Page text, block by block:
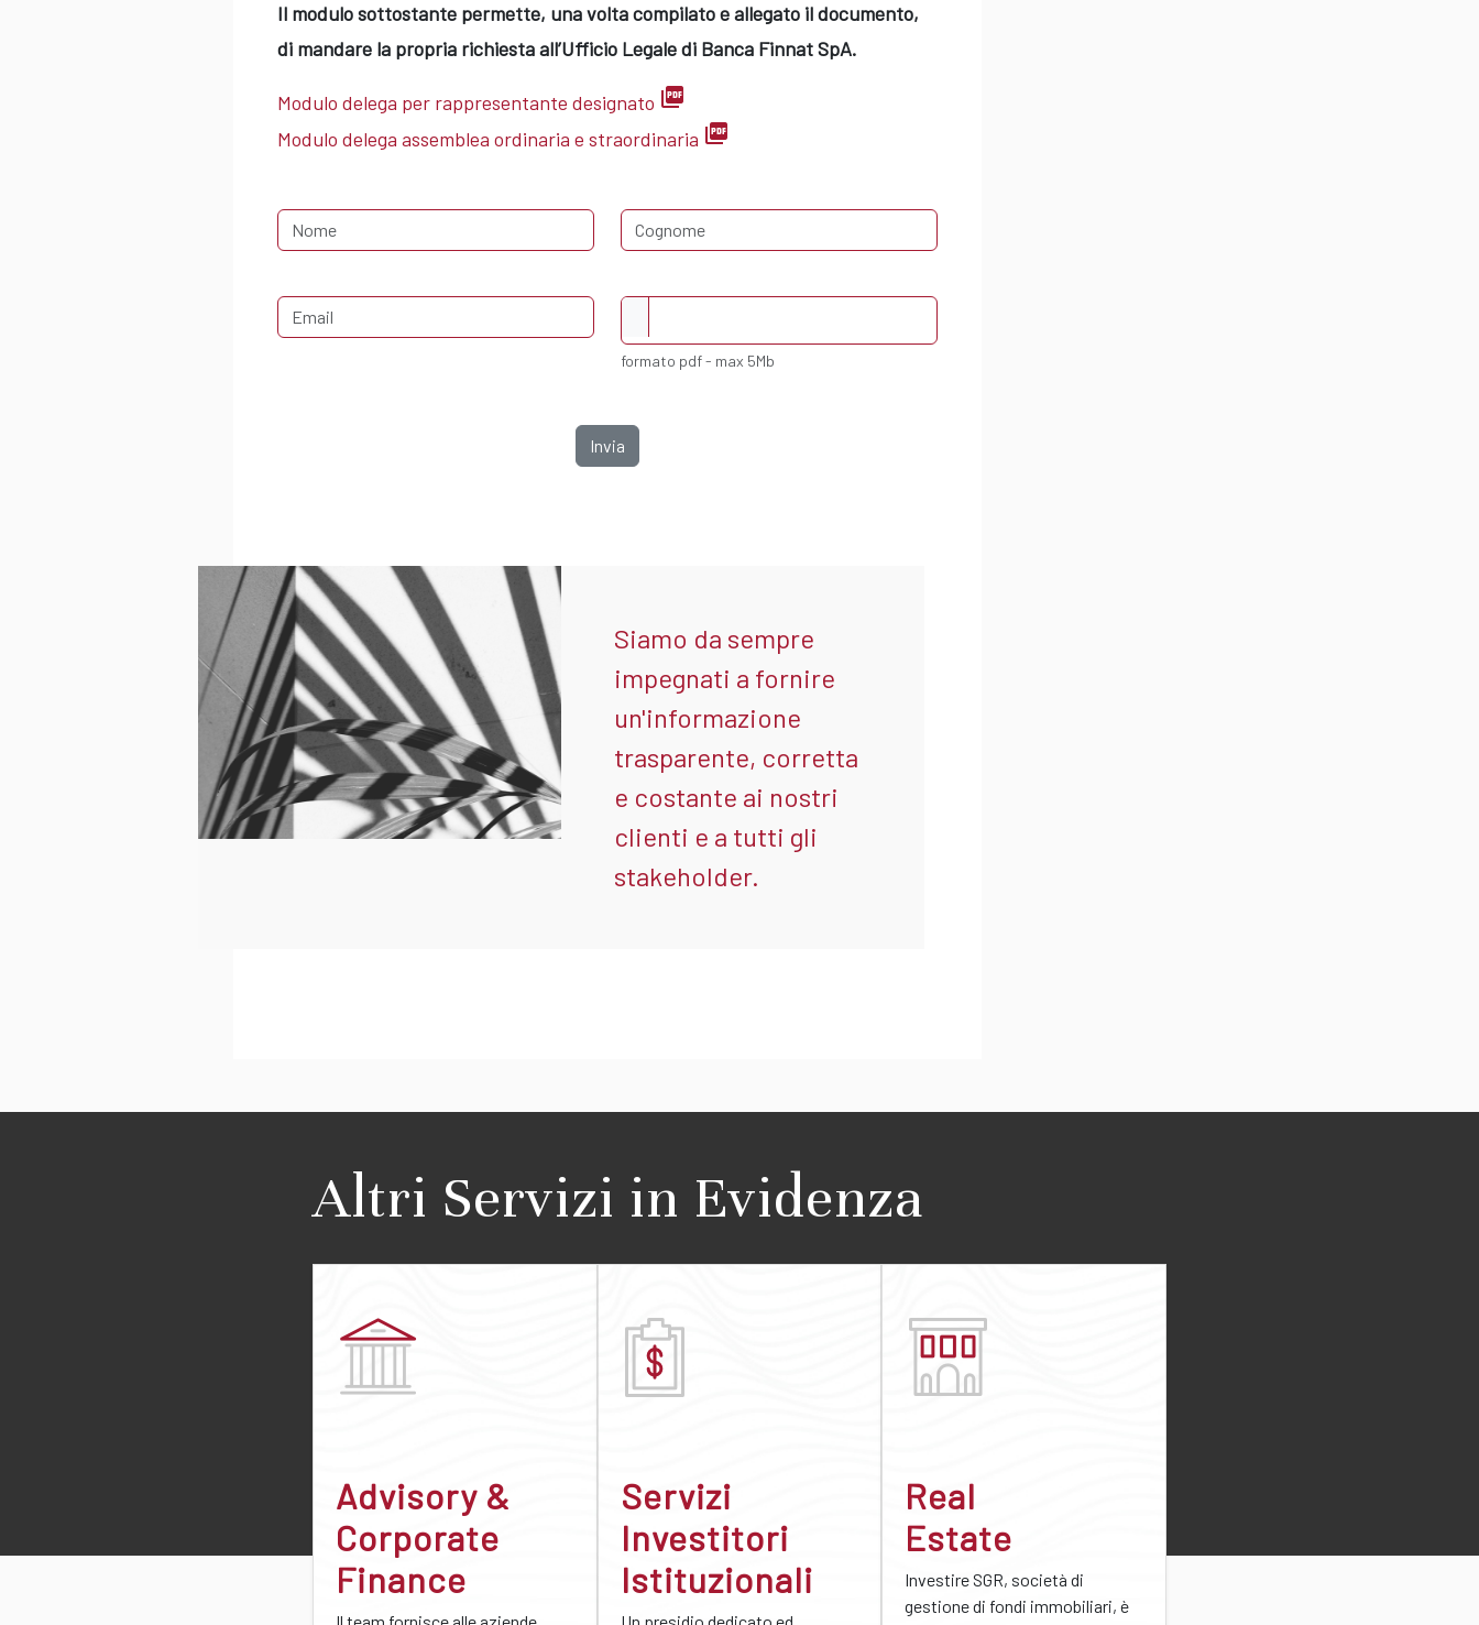
Il modulo sottostante permette, una volta compilato e allegato il documento,
di mandare la propria richiesta all’Ufficio Legale di Banca Finnat SpA.
Modulo delega per rappresentante designato picture_as_pdf
Modulo delega assemblea ordinaria e straordinaria picture_as_pdf
formato pdf - max 5Mb
Invia
Siamo da sempre
impegnati a fornire
un'informazione
trasparente, corretta
e costante ai nostri
clienti e a tutti gli
stakeholder.
Altri Servizi in Evidenza
Advisory &
Corporate
Finance
Servizi
Investitori
Istituzionali
Real
Estate
Investire SGR, società di
gestione di fondi immobiliari, è